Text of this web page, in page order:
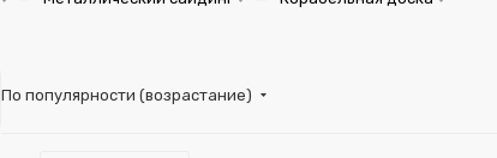
По популярности (возрастание)